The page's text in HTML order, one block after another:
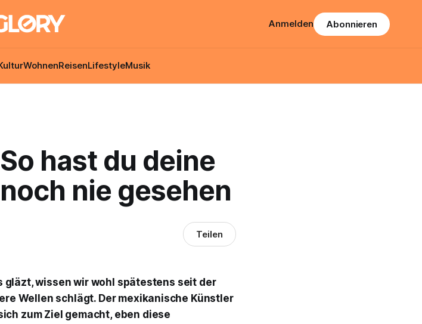
WohnenReisenLifestyleMusik
Anmelden Abonnieren
hast du deine
nie gesehen
Teilen
gläzt, wissen wir wohl spätestens seit der
Wellen schlägt. Der mexikanische Künstler
zum Ziel gemacht, eben diese